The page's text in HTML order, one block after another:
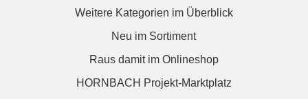
Weitere Kategorien im Überblick
Neu im Sortiment
Raus damit im Onlineshop
HORNBACH Projekt-Marktplatz